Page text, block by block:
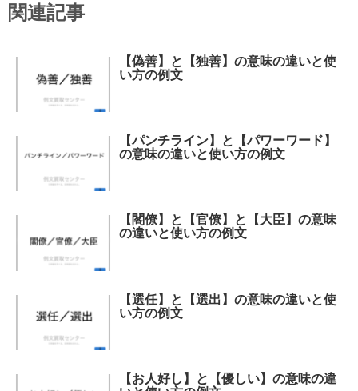
関連記事
【偽善】と【独善】の意味の違いと使
い方の例文
【パンチライン】と【パワーワード】
の意味の違いと使い方の例文
【閣僚】と【官僚】と【大臣】の意味
の違いと使い方の例文
【選任】と【選出】の意味の違いと使
い方の例文
【お人好し】と【優しい】の意味の違